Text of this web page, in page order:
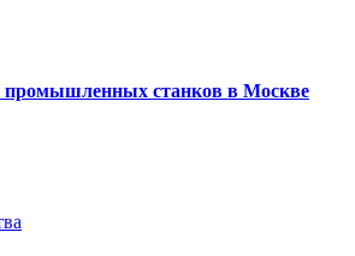
промышленных станков в Москве